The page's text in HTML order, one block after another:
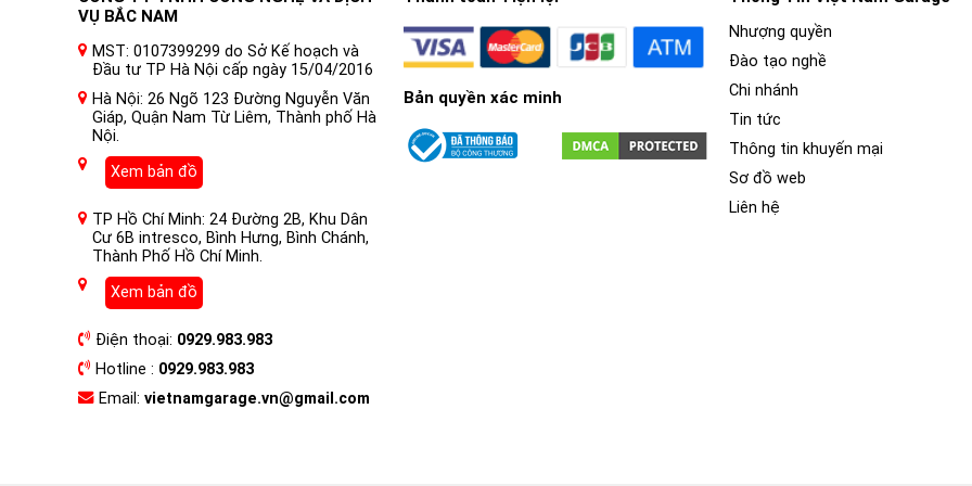
VỤ BẮC NAM
MST: 0107399299 do Sở Kế hoạch và
Đầu tư TP Hà Nội cấp ngày 15/04/2016
Hà Nội: 26 Ngõ 123 Đường Nguyễn Văn
Giáp, Quận Nam Từ Liêm, Thành phố Hà
Nội.
Xem bản đồ
TP Hồ Chí Minh: 24 Đường 2B, Khu Dân
Cư 6B intresco, Bình Hưng, Bình Chánh,
Thành Phố Hồ Chí Minh.
Xem bản đồ
Điện thoại: 0929.983.983
Hotline : 0929.983.983
Email: vietnamgarage.vn@gmail.com
Bản quyền xác minh
Nhượng quyền
Đào tạo nghề
Chi nhánh
Tin tức
Thông tin khuyến mại
Sơ đồ web
Liên hệ